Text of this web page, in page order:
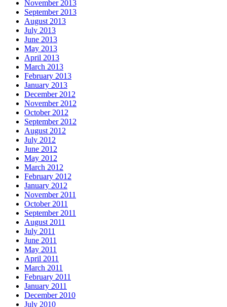
November 2013
September 2013
August 2013
July 2013
June 2013
May 2013
April 2013
March 2013
February 2013
January 2013
December 2012
November 2012
October 2012
September 2012
August 2012
July 2012
June 2012
May 2012
March 2012
February 2012
January 2012
November 2011
October 2011
September 2011
August 2011
July 2011
June 2011
May 2011
April 2011
March 2011
February 2011
January 2011
December 2010
July 2010